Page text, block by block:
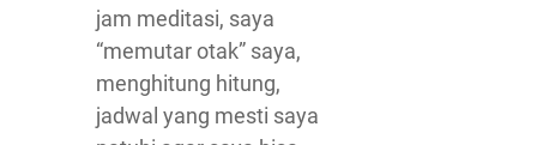
jam meditasi, saya
“memutar otak” saya,
menghitung hitung,
jadwal yang mesti saya